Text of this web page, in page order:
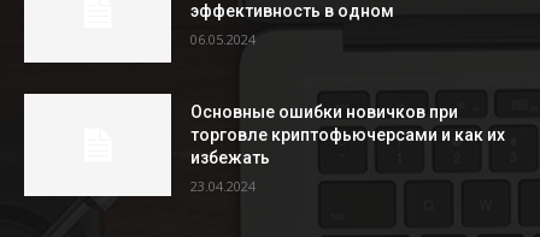
эффективность в одном
06.05.2024
Основные ошибки новичков при
торговле криптофьючерсами и как их
избежать
23.04.2024